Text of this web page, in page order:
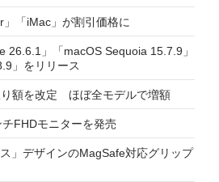
「iMac」が割引価格に
26.6.1」「macOS Sequoia 15.7.9」
」をリリース
額を改定 ほぼ全モデルで増額
FHDモニターを発売
」デザインのMagSafe対応グリップ